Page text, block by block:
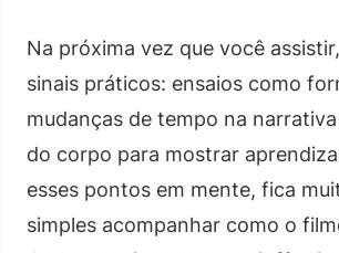
Na próxima vez que você
sinais práticos: ensaios como
mudanças de tempo na
do corpo para mostrar
esses pontos em mente, fica
simples acompanhar como o